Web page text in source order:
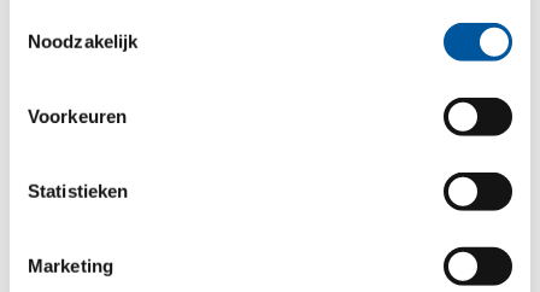
kader van uw gebruik van de diensten hebben
Noodzakelijk
Voorkeuren
Statistieken
Marketing